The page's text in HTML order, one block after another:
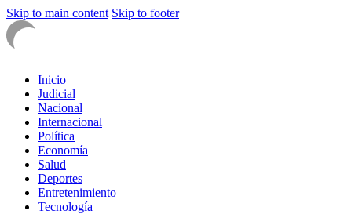
Skip to main content Skip to footer
Inicio
Judicial
Nacional
Internacional
Política
Economía
Salud
Deportes
Entretenimiento
Tecnología